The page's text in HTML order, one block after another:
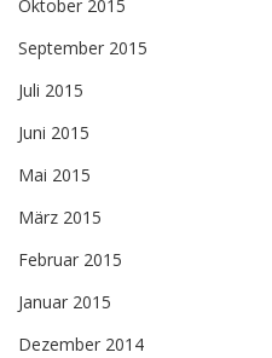
Oktober 2015
September 2015
Juli 2015
Juni 2015
Mai 2015
März 2015
Februar 2015
Januar 2015
Dezember 2014